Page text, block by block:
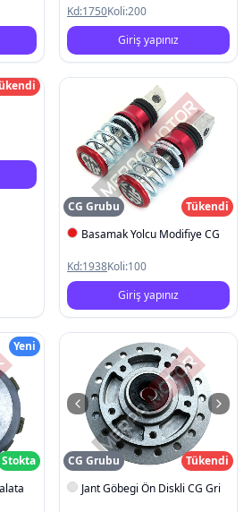
Kd:1750Koli:200
Giriş yapınız
CG Grubu
Tükendi
Basamak Yolcu Modifiye CG
Kd:1938Koli:100
Giriş yapınız
Yeni
Stokta
CG Grubu
Tükendi
Jant Göbegi Ön Diskli CG Gri